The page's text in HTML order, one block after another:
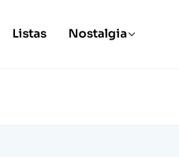
Listas Nostalgia